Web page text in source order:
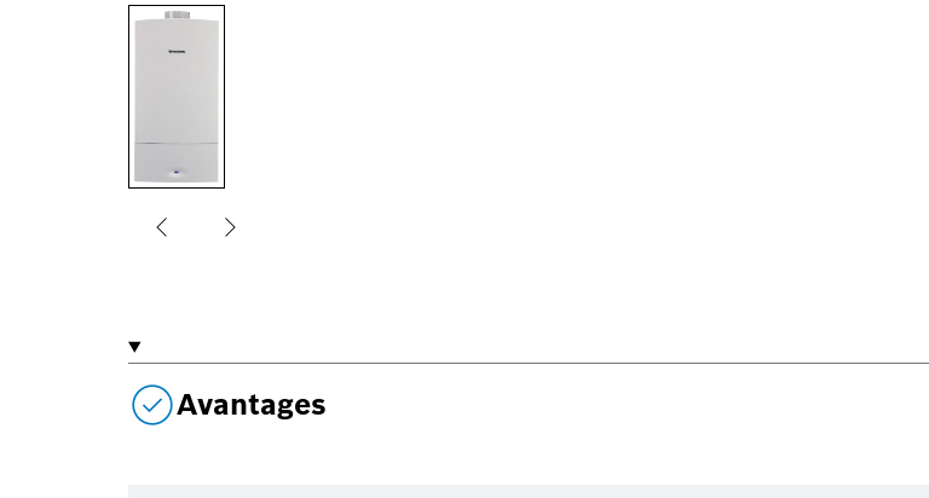
Avantages